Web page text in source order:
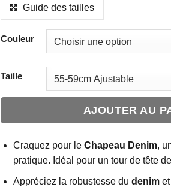
Guide des tailles
Couleur
Taille
AJOUTER AU
Craquez pour le Chapeau Denim,
pratique. Idéal pour un tour de tête de
Appréciez la robustesse du denimet